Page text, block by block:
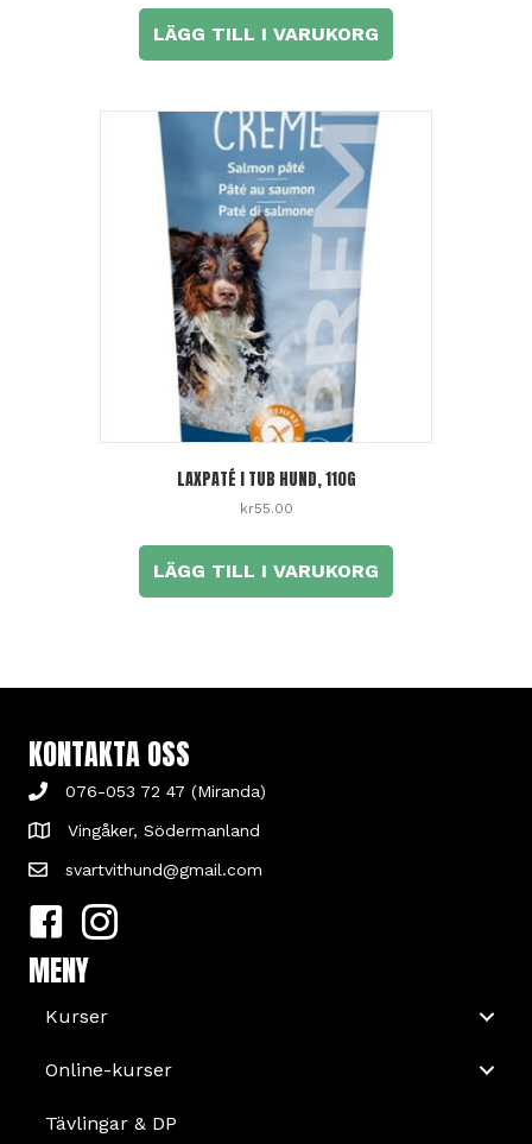
LÄGG TILL I VARUKORG
LAXPATÉ I TUB HUND, 110G
kr55.00
LÄGG TILL I VARUKORG
KONTAKTA OSS
076-053 72 47 (Miranda)
Vingåker, Södermanland
svartvithund@gmail.com
MENY
Kurser
Online-kurser
Tävlingar & DP